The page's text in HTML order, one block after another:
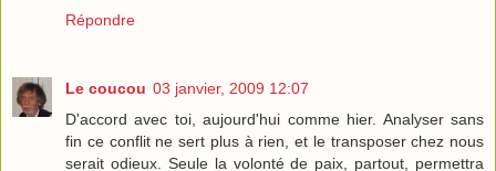
Répondre
Le coucou 03 janvier, 2009 12:07
D'accord avec toi, aujourd'hui comme hier. Analyser sans
fin ce conflit ne sert plus à rien, et le transposer chez nous
serait odieux. Seule la volonté de paix, partout, permettra